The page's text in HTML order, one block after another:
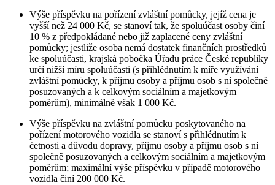
Výše příspěvku na pořízení zvláštní pomůcky, jejíž cena je
vyšší než 24 000 Kč, se stanoví tak, že spoluúčast osoby činí
10 % z předpokládané nebo již zaplacené ceny zvláštní
pomůcky; jestliže osoba nemá dostatek finančních prostředků
ke spoluúčasti, krajská pobočka Úřadu práce České republiky
určí nižší míru spoluúčasti (s přihlédnutím k míře využívání
zvláštní pomůcky, k příjmu osoby a příjmu osob s ní společně
posuzovaných a k celkovým sociálním a majetkovým
poměrům), minimálně však 1 000 Kč.
Výše příspěvku na zvláštní pomůcku poskytovaného na
pořízení motorového vozidla se stanoví s přihlédnutím k
četnosti a důvodu dopravy, příjmu osoby a příjmu osob s ní
společně posuzovaných a celkovým sociálním a majetkovým
poměrům; maximální výše příspěvku v případě motorového
vozidla činí 200 000 Kč.